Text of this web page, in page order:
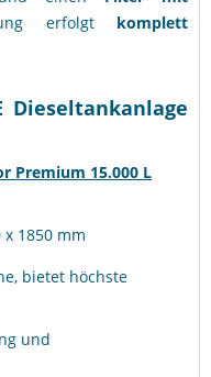
erfolgtkomplett
Dieseltankanlage
Premium 15.000 L
x 1850 mm
bietet höchste
und